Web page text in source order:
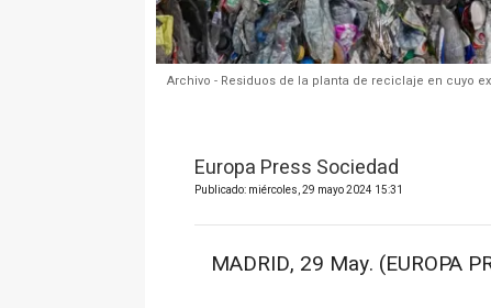
Archivo - Residuos de la planta de reciclaje en cuyo
Europa Press Sociedad
Publicado: miércoles, 29 mayo 2024 15:31
MADRID, 29 May. (EUROPA